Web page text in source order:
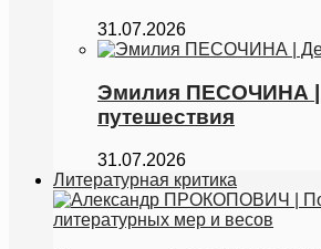
31.07.2026
Эмилия ПЕСОЧИНА |
путешествия
31.07.2026
Литературная критика